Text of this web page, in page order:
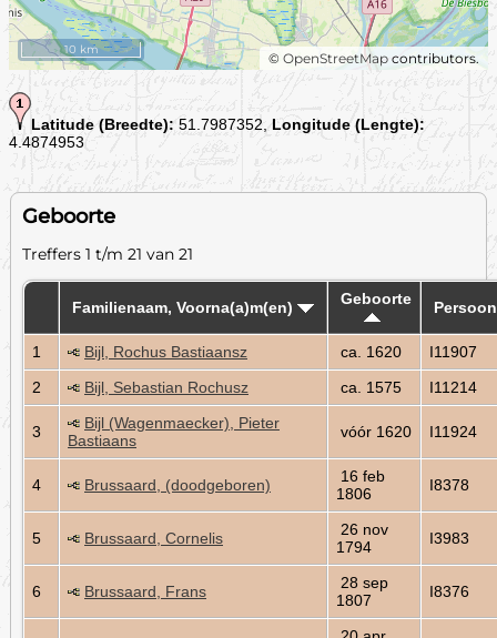
© OpenStreetMap contributors.
10 km
Latitude (Breedte): 51.7987352, Longitude (Lengte):
4.4874953
Geboorte
Treffers 1 t/m 21 van 21
Familienaam, Voorna(a)m(en) Geboorte
1 Bijl, Rochus Bastiaansz ca. 1620
I11907
2
Bijl, Sebastian Rochusz ca. 1575 I11214
3
Bijl (Wagenmaecker), Pieter
Bastiaans
vóór 1620 I11924
4 Brussaard, (doodgeboren)
16 feb
1806
I8378
5 Brussaard, Cornelis
26 nov
1794
I3983
6 Brussaard, Frans
28 sep
1807
I8376